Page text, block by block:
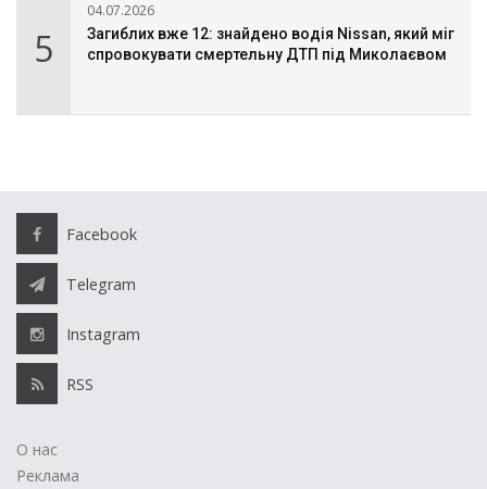
5
04.07.2026
Загиблих вже 12: знайдено водія Nissan, який міг
спровокувати смертельну ДТП під Миколаєвом
Facebook
Telegram
Instagram
RSS
О нас
Реклама